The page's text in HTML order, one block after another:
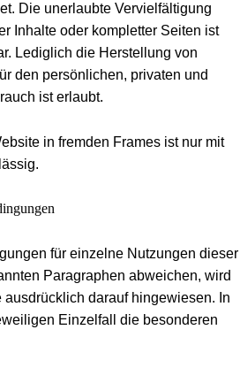
Die unerlaubte Vervielfältigung
Inhalte oder kompletter Seiten ist
Lediglich die Herstellung von
den persönlichen, privaten und
ist erlaubt.
in fremden Frames ist nur mit
für einzelne Nutzungen dieser
Paragraphen abweichen, wird
darauf hingewiesen. In
Einzelfall die besonderen